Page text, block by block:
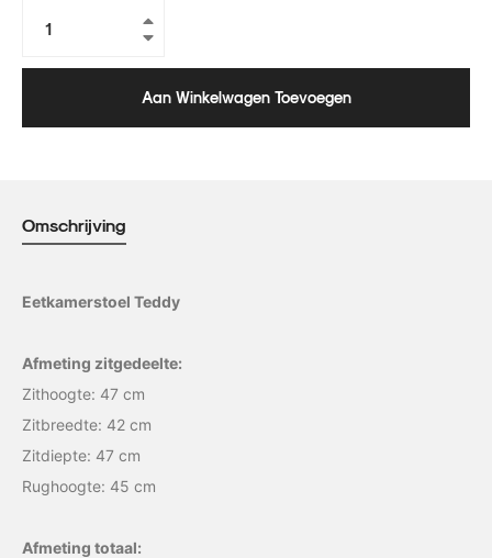
Aan Winkelwagen Toevoegen
Omschrijving
Eetkamerstoel Teddy
Afmeting zitgedeelte:
Zithoogte: 47 cm
Zitbreedte: 42 cm
Zitdiepte: 47 cm
Rughoogte: 45 cm
Afmeting totaal: